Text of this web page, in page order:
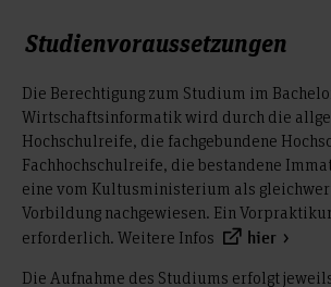
Studienvoraussetzungen
Die Berechtigung zum Studium im
Wirtschaftsinformatik wird durch die
Hochschulreife, die fachgebundene
Fachhochschulreife, die bestandene
eine vom Kultusministerium als
Vorbildung nachgewiesen. Ein
erforderlich. Weitere Infos
hier
Die Aufnahme des Studiums erfolgt